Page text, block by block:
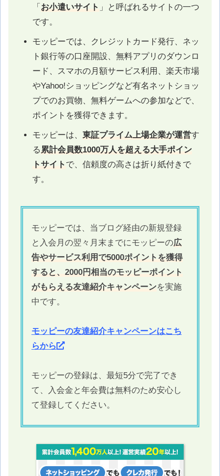
「 お小遣いサイト 」と呼ばれるサイトの一つ
です。
モッピーでは、クレジットカード発行、ネッ
ト銀行等の口座開設、無料アプリのダウンロ
ード、スマホの月額サービス利用、楽天市場
やYahoo!ショッピングなど有名ネットショッ
プでのお買物、無料ゲームへの参加などで、
ポイントを獲得できます。
モッピーは、 東証プライム上場企業が運営す
る累計会員数1000万人を超える大手ポイン
トサイト で、信頼度の高さは折り紙付きで
す。
モッピーでは、当ブログ経由の新規登録
と入会月の翌々月末までにモッピーの広
告やサービス利用で5000ポイントを獲得
すると、2000円相当のモッピーポイント
がもらえる友達紹介キャンペーンを実施
中です。
モッピーの友達紹介キャンペーンはこち
らから
モッピーの登録は、最短5分で完了でき
て、入会金と年会費は無料のため安心し
て登録してください。